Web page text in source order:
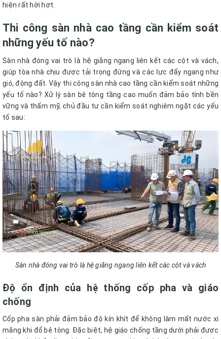
hiện rất hời hợt.
Thi công sàn nhà cao tầng cần kiểm soát
những yếu tố nào?
Sàn nhà đóng vai trò là hệ giằng ngang liên kết các cột và vách,
giúp tòa nhà chịu được tải trọng đứng và các lực đẩy ngang như
gió, động đất. Vậy thi công sàn nhà cao tầng cần kiểm soát những
yếu tố nào? Xử lý sàn bê tông tầng cao muốn đảm bảo tính bền
vững và thẩm mỹ, chủ đầu tư cần kiểm soát nghiêm ngặt các yếu
tố sau:
Sàn nhà đóng vai trò là hệ giằng ngang liên kết các cột và vách
Độ ổn định của hệ thống cốp pha và giáo
chống
Cốp pha sàn phải đảm bảo độ kín khít để không làm mất nước xi
măng khi đổ bê tông. Đặc biệt, hệ giáo chống tầng dưới phải được